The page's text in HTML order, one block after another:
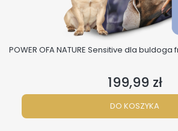
POWER OFA NATURE Sensitive dla
Cena
199,99 zł
DO KOSZYKA